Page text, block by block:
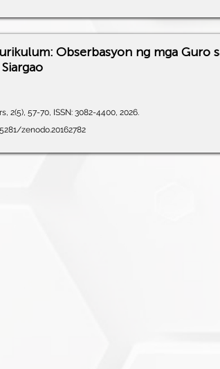
Obserbasyon ng mga Guro
2(5), 57-70, ISSN: 3082-4400, 2026.
zenodo.20162782